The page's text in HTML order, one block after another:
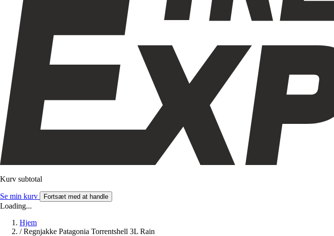
Kurv subtotal
Se min kurv Fortsæt med at handle
Loading...
Hjem
/ Regnjakke Patagonia Torrentshell 3L Rain